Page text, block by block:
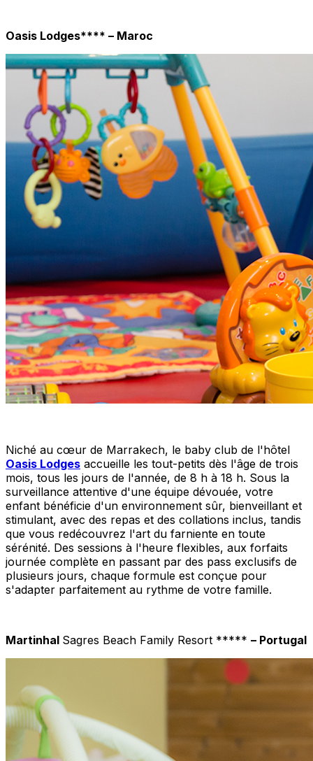
Oasis Lodges**** – Maroc
Niché au cœur de Marrakech, le baby club de l'hôtel
Oasis Lodges accueille les tout-petits dès l'âge de trois
mois, tous les jours de l'année, de 8 h à 18 h. Sous la
surveillance attentive d'une équipe dévouée, votre
enfant bénéficie d'un environnement sûr, bienveillant et
stimulant, avec des repas et des collations inclus, tandis
que vous redécouvrez l'art du farniente en toute
sérénité. Des sessions à l'heure flexibles, aux forfaits
journée complète en passant par des pass exclusifs de
plusieurs jours, chaque formule est conçue pour
s'adapter parfaitement au rythme de votre famille.
Martinhal Sagres Beach Family Resort ***** – Portugal